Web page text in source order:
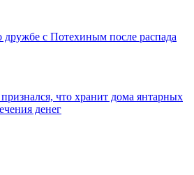
дружбе с Потехиным после распада
что хранит дома янтарных
денег